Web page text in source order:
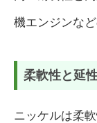
機エンジンな
柔軟性と延
ニッケルは柔